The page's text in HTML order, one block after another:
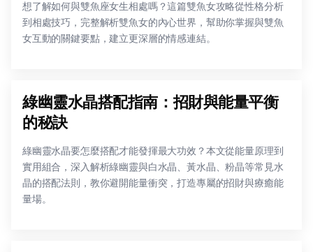
想了解如何與雙魚座女生相處嗎？這篇雙魚女攻略從性格分析
到相處技巧，完整解析雙魚女的內心世界，幫助你掌握與雙魚
女互動的關鍵要點，建立更深層的情感連結。
綠幽靈水晶搭配指南：招財與能量平衡
的秘訣
綠幽靈水晶要怎麼搭配才能發揮最大功效？本文從能量原理到
實用組合，深入解析綠幽靈與白水晶、黃水晶、粉晶等常見水
晶的搭配法則，教你避開能量衝突，打造專屬的招財與療癒能
量場。